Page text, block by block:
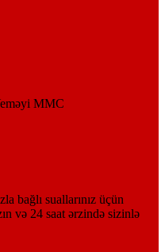
MMC
bağlı suallarınız üçün
və 24 saat ərzində sizinlə